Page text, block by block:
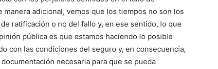
adicional, vemos que los tiempos no son los
ratificación o no del fallo y, en ese sentido, lo que
pública es que estamos haciendo lo posible
con las condiciones del seguro y, en consecuencia,
necesaria para que se pueda